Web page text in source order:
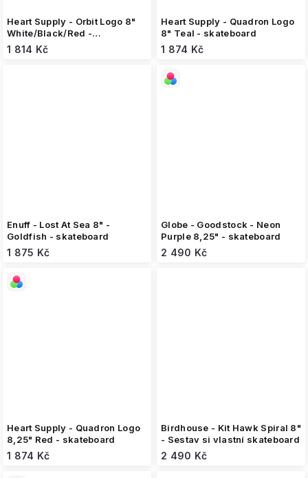
Heart Supply - Orbit Logo 8"
White/Black/Red -
skateboard
1 814 Kč
Heart Supply - Quadron Logo
8" Teal - skateboard
1 874 Kč
Enuff - Lost At Sea 8" -
Goldfish - skateboard
1 875 Kč
Globe - Goodstock - Neon
Purple 8,25" - skateboard
2 490 Kč
Heart Supply - Quadron Logo
8,25" Red - skateboard
1 874 Kč
Birdhouse - Kit Hawk Spiral 8"
- Sestav si vlastní skateboard
2 490 Kč